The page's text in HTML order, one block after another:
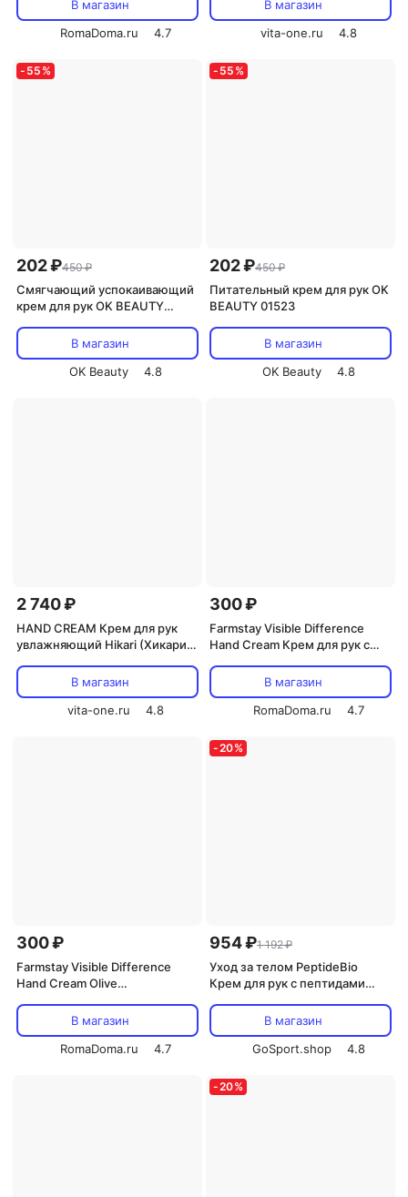
В магазин
RomaDoma.ru
4.7
В магазин
vita-one.ru
4.8
- 55 %
202 ₽450 ₽
Смягчающий успокаивающий
крем для рук OK BEAUTY
В магазин
OK Beauty
4.8
- 55 %
202 ₽450 ₽
Питательный крем для рук OK
BEAUTY 01523
В магазин
OK Beauty
4.8
2 740 ₽
HAND CREAM Крем для рук
увлажняющий Hikari (Хикари)
В магазин
vita-one.ru
4.8
300 ₽
Farmstay Visible Difference
Hand Cream Крем для рук с
В магазин
RomaDoma.ru
4.7
300 ₽
Farmstay Visible Difference
Hand Cream Olive
экстрактом оливы 100мл
В магазин
RomaDoma.ru
4.7
-20%
954 ₽1 192 ₽
Уход за телом PeptideBio
Крем для рук с пептидами
В магазин
GoSport.shop
4.8
-20%